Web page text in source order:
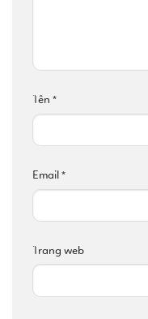
Tên *
Email*
Trang web